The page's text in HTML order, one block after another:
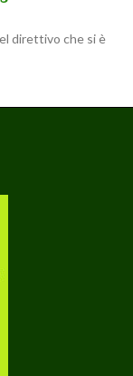
direttivo che si è